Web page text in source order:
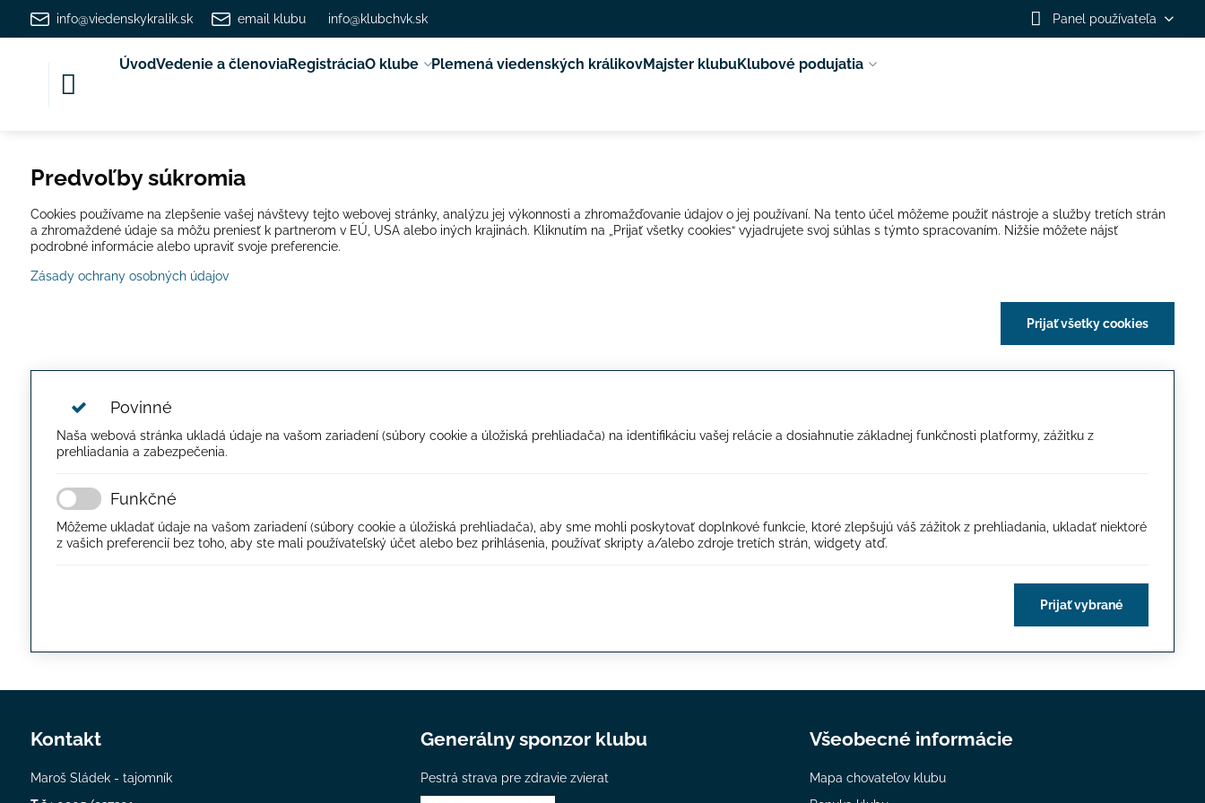
info@viedenskykralik.sk email klubu info@klubchvk.sk Panel používateľa
ÚvodVedenie a členoviaRegistráciaO klube Plemená viedenských králikovMajster klubuKlubové podujatia
Predvoľby súkromia
Cookies používame na zlepšenie vašej návštevy tejto webovej stránky, analýzu jej výkonnosti a zhromažďovanie údajov o jej používaní. Na tento účel môžeme použiť nástroje a služby tretích strán
a zhromaždené údaje sa môžu preniesť k partnerom v EÚ, USA alebo iných krajinách. Kliknutím na „Prijať všetky cookies“ vyjadrujete svoj súhlas s týmto spracovaním. Nižšie môžete nájsť
podrobné informácie alebo upraviť svoje preferencie.
Zásady ochrany osobných údajov
Prijať všetky cookies
Povinné
Naša webová stránka ukladá údaje na vašom zariadení (súbory cookie a úložiská prehliadača) na identifikáciu vašej relácie a dosiahnutie základnej funkčnosti platformy, zážitku z
prehliadania a zabezpečenia.
Funkčné
Môžeme ukladať údaje na vašom zariadení (súbory cookie a úložiská prehliadača), aby sme mohli poskytovať doplnkové funkcie, ktoré zlepšujú váš zážitok z prehliadania, ukladať niektoré
z vašich preferencií bez toho, aby ste mali používateľský účet alebo bez prihlásenia, používať skripty a/alebo zdroje tretích strán, widgety atď.
Prijať vybrané
Kontakt
Maroš Sládek - tajomník
Generálny sponzor klubu
Pestrá strava pre zdravie zvierat
Všeobecné informácie
Mapa chovateľov klubu